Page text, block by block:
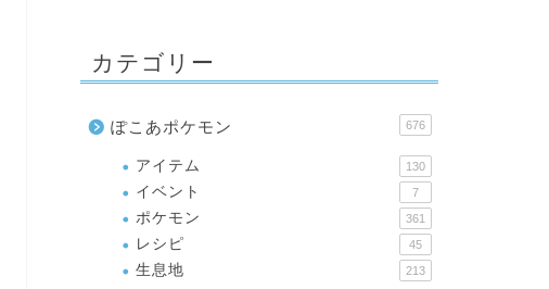
カテゴリー
ぽこあポケモン 676
アイテム 130
イベント 7
ポケモン 361
レシピ 45
生息地 213